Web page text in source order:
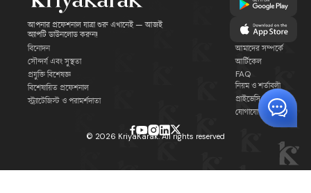
আপনার প্রফেশনাল যাত্রা শুরু এখানেই — আজই
অ্যাপটি ডাউনলোড করুন!
বিনোদন
সৌন্দর্য এবং সুস্থতা
প্রযুক্তি বিশেষজ্ঞ
বিশেষায়িত প্রফেশনাল
স্ট্র্যাটেজিস্ট ও পরামর্শদাতা
আমাদের সম্পর্কে
আর্টিকেল
FAQ
নিয়ম ও শর্তাবলী
প্রাইভেসি পলিসি
যোগাযোগ
© 2026 KriyaKarak. All rights reserved